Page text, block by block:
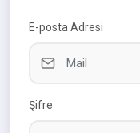
E-posta Adresi
Şifre